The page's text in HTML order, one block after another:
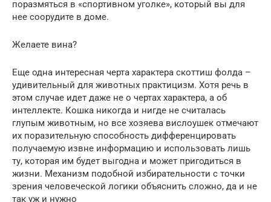
поразмяться в «спортивном уголке», который вы для
нее соорудите в доме.
Желаете вина?
Еще одна интересная черта характера скоттиш фолда –
удивительный для животных практицизм. Хотя речь в
этом случае идет даже не о чертах характера, а об
интеллекте. Кошка никогда и нигде не считалась
глупым животным, но все хозяева вислоушек отмечают
их поразительную способность дифференцировать
получаемую извне информацию и использовать лишь
ту, которая им будет выгодна и может пригодиться в
жизни. Механизм подобной избирательности с точки
зрения человеческой логики объяснить сложно, да и не
так уж и нужно